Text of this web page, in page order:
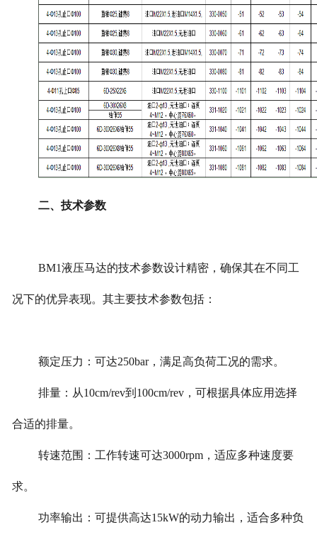
二、技术参数
BM1液压马达的技术参数设计精密，确保其在不同工
况下的优异表现。其主要技术参数包括：
额定压力：可达250bar，满足高负荷工况的需求。
排量：从10cm/rev到100cm/rev，可根据具体应用选择
合适的排量。
转速范围：工作转速可达3000rpm，适应多种速度要
求。
功率输出：可提供高达15kW的动力输出，适合多种负